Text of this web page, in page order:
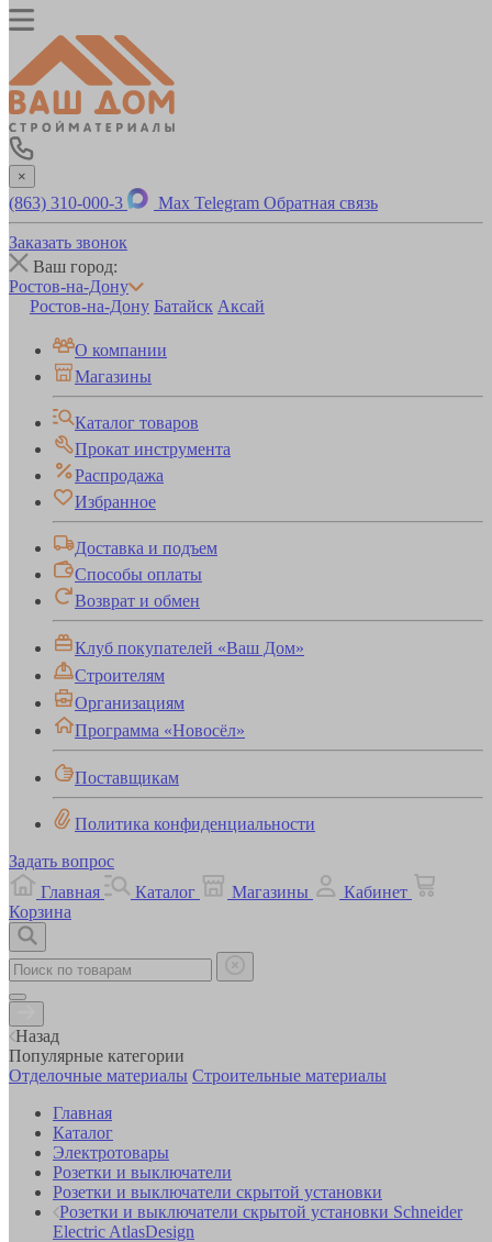
×
(863) 310-000-3 Max Telegram Обратная связь
Заказать звонок
Ваш город:
Ростов-на-Дону
Ростов-на-Дону Батайск Аксай
О компании
Магазины
Каталог товаров
Прокат инструмента
Распродажа
Избранное
Доставка и подъем
Способы оплаты
Возврат и обмен
Клуб покупателей «Ваш Дом»
Строителям
Организациям
Программа «Новосёл»
Поставщикам
Политика конфиденциальности
Задать вопрос
Главная
Каталог Магазины
Кабинет
Корзина
Назад
Популярные категории
Отделочные материалы Строительные материалы
Главная
Каталог
Электротовары
Розетки и выключатели
Розетки и выключатели скрытой установки
Розетки и выключатели скрытой установки Schneider
Electric AtlasDesign